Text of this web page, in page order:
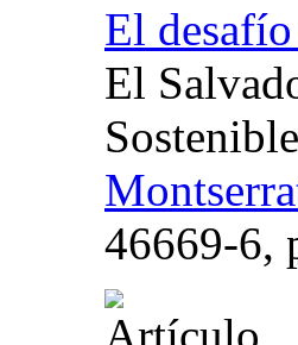
El
El
Sostenible
46669-6,